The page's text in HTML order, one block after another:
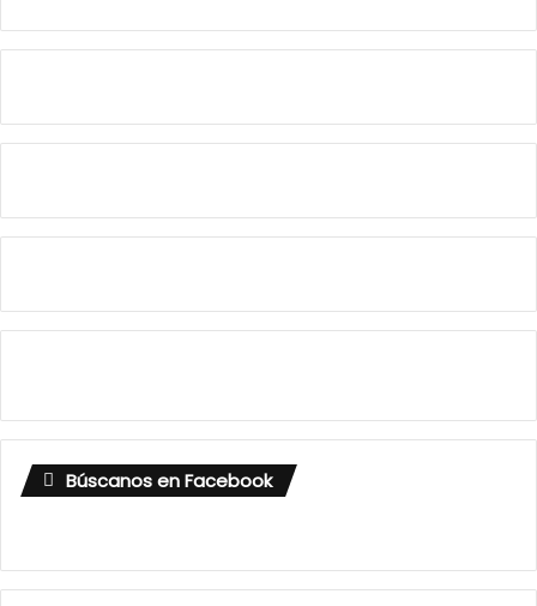
Búscanos en Facebook